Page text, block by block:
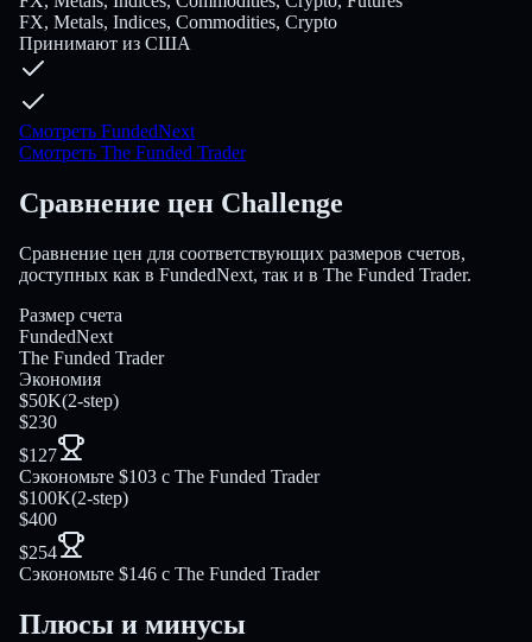
FX, Metals, Indices, Commodities, Crypto
Принимают из США
Смотреть FundedNext
Смотреть The Funded Trader
Сравнение цен Challenge
Сравнение цен для соответствующих размеров счетов,
доступных как в FundedNext, так и в The Funded Trader.
Размер счета
FundedNext
The Funded Trader
Экономия
$50K(2-step)
$230
$127
Сэкономьте $103 с The Funded Trader
$100K(2-step)
$400
$254
Сэкономьте $146 с The Funded Trader
Плюсы и минусы